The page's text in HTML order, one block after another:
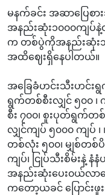
မနက်ခင်း အဆာပြေစ
အနည်းဆုံး၁၀၀၀ကျပ်နဲ့
က တစ်ပွဲကိုအနည်းဆုံး၁၅
အထိဈေးရှိနေပါတယ်။
အခြေခံဟင်းသီးဟင်းရွ
ရွက်တစ်စီးလျှင် ၅၀၀ ၊
စီး ၇၀၀၊ စူးပုတ်ရွက်တ
လျှင်ကျပ် ၅၀၀၀ ကျပ် ၊
တစ်လုံး ၅၀၀၊ မျှစ်တစ်
ကျပ်၊ ငြုပ်သီးစိမ်းနဲ့ နံ
အနည်းဆုံးပေး၀ယ်လာန
ကတော့ယခင် ပြောင်းဖူ